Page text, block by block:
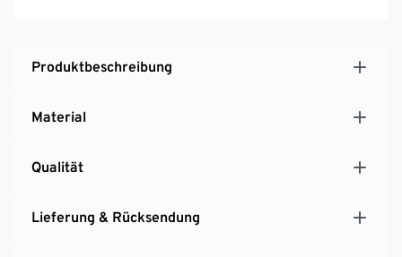
Produktbeschreibung
Material
Qualität
Lieferung & Rücksendung